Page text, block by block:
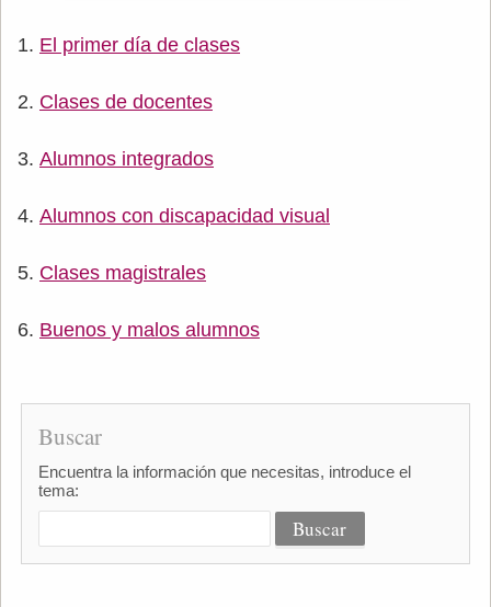
El primer día de clases
Clases de docentes
Alumnos integrados
Alumnos con discapacidad visual
Clases magistrales
Buenos y malos alumnos
Buscar
Encuentra la información que necesitas, introduce el
tema: